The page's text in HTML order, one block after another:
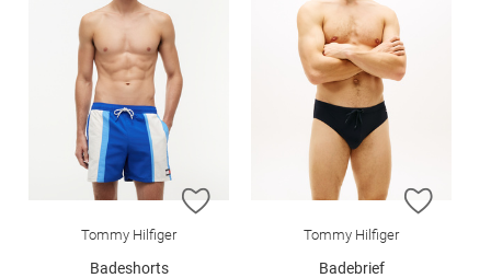
ZUR WUNSCHLISTE HINZUFÜGEN
Tommy Hilfiger
Badeshorts
ZUR
Tommy Hilfiger
Badebrief